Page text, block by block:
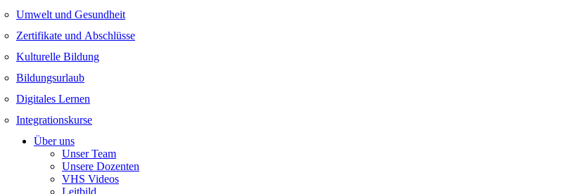
Umwelt und Gesundheit
Zertifikate und Abschlüsse
Kulturelle Bildung
Bildungsurlaub
Digitales Lernen
Integrationskurse
Über uns
Unser Team
Unsere Dozenten
VHS Videos
Leitbild